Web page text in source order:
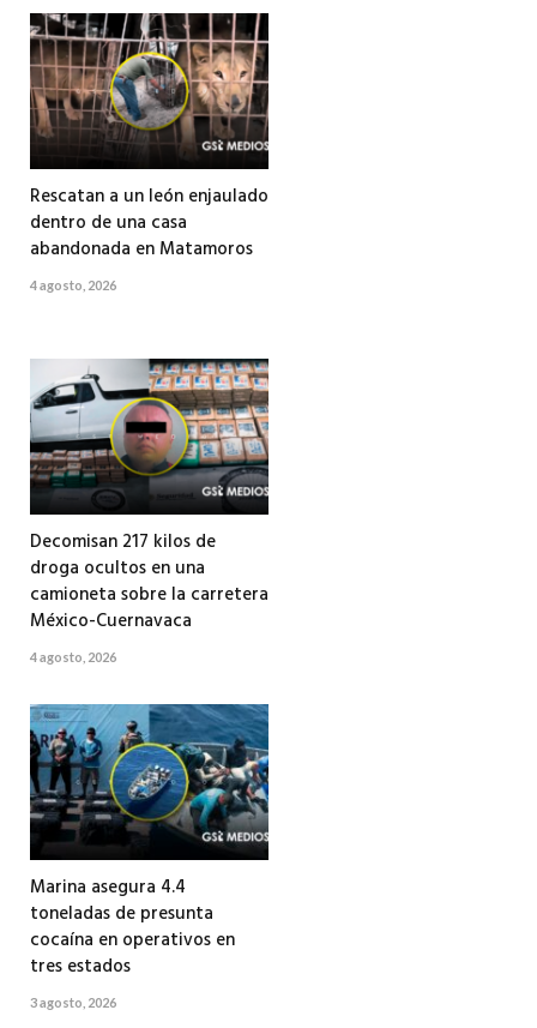
Rescatan a un león enjaulado
dentro de una casa
abandonada en Matamoros
4 agosto, 2026
Decomisan 217 kilos de
droga ocultos en una
camioneta sobre la carretera
México-Cuernavaca
4 agosto, 2026
Marina asegura 4.4
toneladas de presunta
cocaína en operativos en
tres estados
3 agosto, 2026